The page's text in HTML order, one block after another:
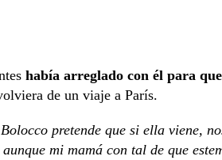
había arreglado con él para
de un viaje a París.
pretende que si ella viene,
mi mamá con tal de que